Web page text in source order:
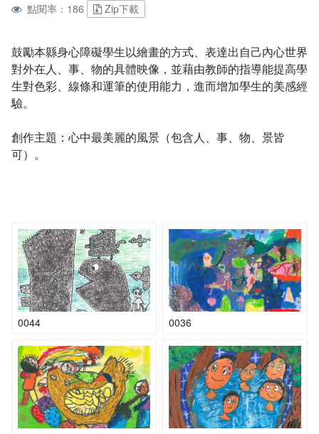
點閱率：186 Zip下載
鼓勵本縣身心障礙學生以繪畫的方式、表達出自己內心世界
對外在人、事、物的具體映像，並藉由教師的指導能提高學
生對色彩、線條和運筆的使用能力，進而增加學生的美感經
驗。
創作主題：心中最美麗的風景（包含人、事、物、景皆
可）。
0044 0036